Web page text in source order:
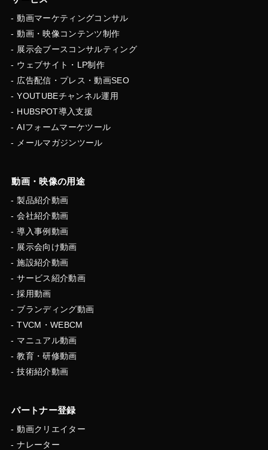
動画マーケティングコンサル
動画・映像コンテンツ制作
展示会ブースコンサルティング
ウェブサイト・LP制作
広告配信・プレス・動画SEO
YOUTUBEチャンネル運用
HUBSPOT導入支援
AIフォームマーケツール
メールマガジンツール
動画・映像の用途
製品紹介動画
会社紹介動画
導入事例動画
展示会向け動画
施設紹介動画
サービス紹介動画
採用動画
ブランディング動画
TVCM・WEBCM
マニュアル動画
教育・研修動画
技術紹介動画
パートナー登録
動画クリエイター
ナレーター